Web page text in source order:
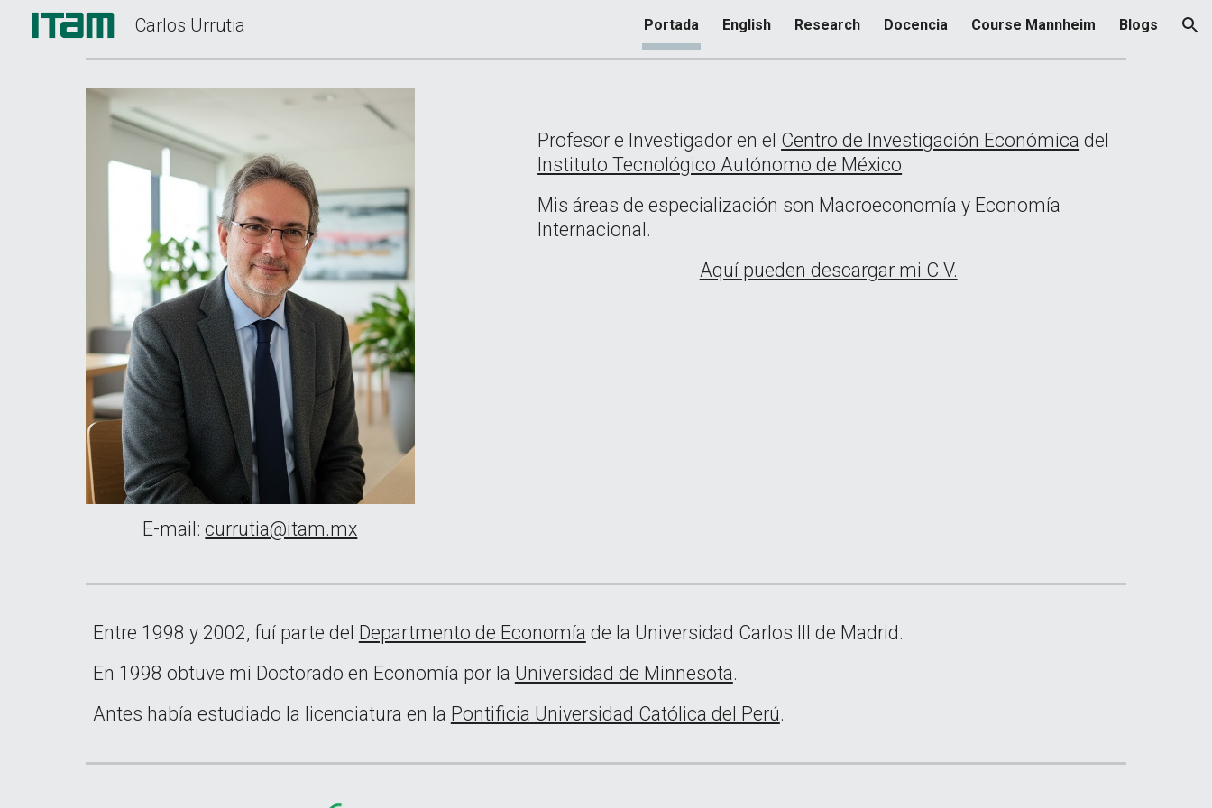
Skip to navigation
Carlos Urrutia Portada English Research Docencia Course Mannheim Blogs
E-mail:currutia@itam.mx
Profesor e Investigador en el Centro de Investigación Económica del
Instituto Tecnológico Autónomo de México.
Mis áreas de especialización son Macroeconomía y Economía
Internacional.
Aquí pueden descargar mi C.V.
Entre 1998 y 2002, fuí parte del Departmento de Economía de la Universidad Carlos III de Madrid.
En 1998 obtuve mi Doctorado en Economía por la Universidad de Minnesota.
Antes había estudiado la licenciatura en la Pontificia Universidad Católica del Perú.